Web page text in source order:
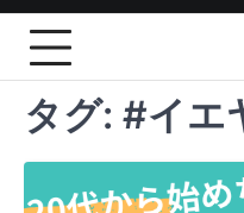
タグ: #イエ